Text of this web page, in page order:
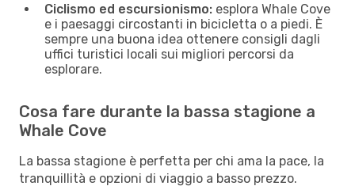
Ciclismo ed escursionismo: esplora Whale Cove
e i paesaggi circostanti in bicicletta o a piedi. È
sempre una buona idea ottenere consigli dagli
uffici turistici locali sui migliori percorsi da
esplorare.
Cosa fare durante la bassa stagione a
Whale Cove
La bassa stagione è perfetta per chi ama la pace, la
tranquillità e opzioni di viaggio a basso prezzo.